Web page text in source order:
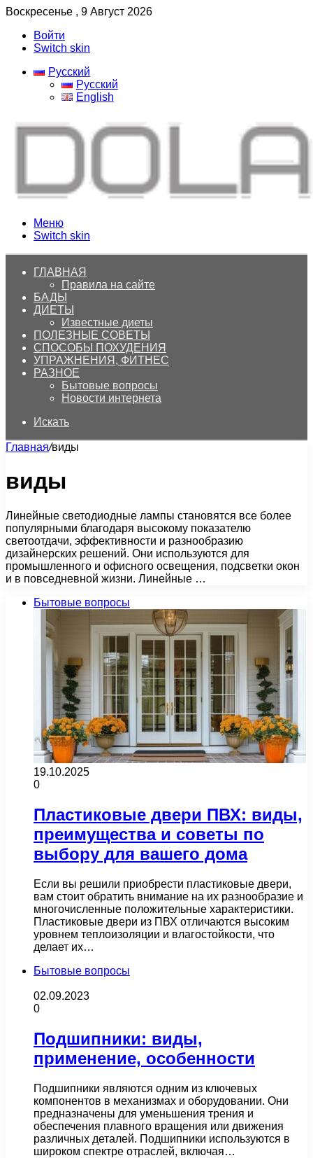
Воскресенье , 9 Август 2026
Войти
Switch skin
Русский
Русский
English
Меню
Switch skin
ГЛАВНАЯ
Правила на сайте
БАДЫ
ДИЕТЫ
Известные диеты
ПОЛЕЗНЫЕ СОВЕТЫ
СПОСОБЫ ПОХУДЕНИЯ
УПРАЖНЕНИЯ, ФИТНЕС
РАЗНОЕ
Бытовые вопросы
Новости интернета
Искать
Главная/виды
виды
Линейные светодиодные лампы становятся все более
популярными благодаря высокому показателю
светоотдачи, эффективности и разнообразию
дизайнерских решений. Они используются для
промышленного и офисного освещения, подсветки окон
и в повседневной жизни. Линейные …
Бытовые вопросы
19.10.2025
0
Пластиковые двери ПВХ: виды,
преимущества и советы по
выбору для вашего дома
Если вы решили приобрести пластиковые двери,
вам стоит обратить внимание на их разнообразие и
многочисленные положительные характеристики.
Пластиковые двери из ПВХ отличаются высоким
уровнем теплоизоляции и влагостойкости, что
делает их…
Бытовые вопросы
02.09.2023
0
Подшипники: виды,
применение, особенности
Подшипники являются одним из ключевых
компонентов в механизмах и оборудовании. Они
предназначены для уменьшения трения и
обеспечения плавного вращения или движения
различных деталей. Подшипники используются в
широком спектре отраслей, включая…